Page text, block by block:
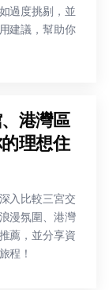
過度挑剔，並
建議，幫助你
港灣區
理想住
入比較三宮交
漫氛圍、港灣
薦，並分享資
程！